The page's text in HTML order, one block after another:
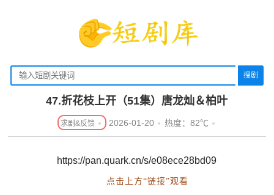
搜剧
47.折花枝上开（51集）唐龙灿＆柏叶
2026-01-20 热度：82℃
https://pan.quark.cn/s/e08ece28bd09
点击上方“链接”观看